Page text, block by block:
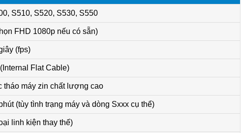
S510, S520, S530, S550
FHD 1080p nếu có sẵn)
(fps)
Flat Cable)
tháo máy zin chất lượng cao
(tùy tình trạng máy và dòng Sxxx cụ thể)
linh kiện thay thế)